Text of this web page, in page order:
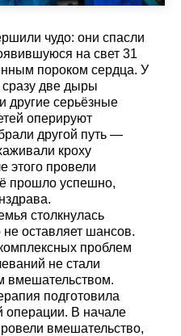
чудо: они спасли
на свет 31
пороком сердца. У
две дыры
другие серьёзные
оперируют
другой путь —
кроху
этого провели
прошло успешно,
столкнулась
не оставляет шансов.
проблем
не стали
вмешательством.
подготовила
операции. В начале
вмешательство,